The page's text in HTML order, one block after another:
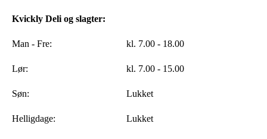
Kvickly Deli og slagter:
Man - Fre: kl. 7.00 - 18.00
Lør: kl. 7.00 - 15.00
Søn: Lukket
Helligdage: Lukket